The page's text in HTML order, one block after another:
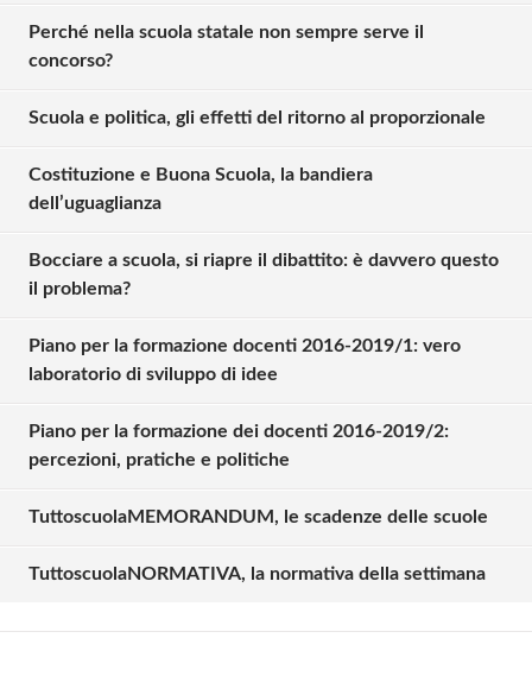
Perché nella scuola statale non sempre serve il
concorso?
Scuola e politica, gli effetti del ritorno al proporzionale
Costituzione e Buona Scuola, la bandiera
dell’uguaglianza
Bocciare a scuola, si riapre il dibattito: è davvero questo
il problema?
Piano per la formazione docenti 2016-2019/1: vero
laboratorio di sviluppo di idee
Piano per la formazione dei docenti 2016-2019/2:
percezioni, pratiche e politiche
TuttoscuolaMEMORANDUM, le scadenze delle scuole
TuttoscuolaNORMATIVA, la normativa della settimana
Solo gli utenti registrati possono
commentare!
Effettua il Login o Registrati